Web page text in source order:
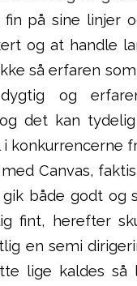
fin på sine linjer
og at handle
så erfaren
og
og det kan
i konkurrencerne
Canvas,
både godt og
fint, herefter
en semi
lige kaldes så